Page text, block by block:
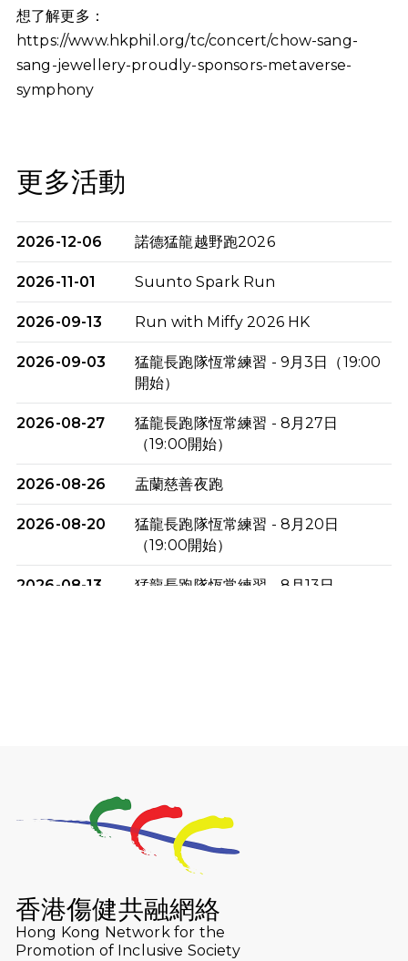
想了解更多：
https://www.hkphil.org/tc/concert/chow-sang-
sang-jewellery-proudly-sponsors-metaverse-
symphony
更多活動
2026-12-06 諾德猛龍越野跑2026
2026-11-01 Suunto Spark Run
2026-09-13 Run with Miffy 2026 HK
2026-09-03
猛龍長跑隊恆常練習 - 9月3日（19:00
開始）
2026-08-27
猛龍長跑隊恆常練習 - 8月27日
（19:00開始）
2026-08-26 盂蘭慈善夜跑
2026-08-20
猛龍長跑隊恆常練習 - 8月20日
（19:00開始）
2026-08-13
猛龍長跑隊恆常練習 - 8月13日
2026-07-23
猛龍長跑隊恆常練習 - 7月23日
（19:00開始）
猛龍長跑隊恆常練習 - 7月16日
2026-07-10
【猛龍戈壁118公里分享暨香港傷健共
融網絡15周年晚宴】
香港傷健共融網絡
Hong Kong Network for the
Promotion of Inclusive Society